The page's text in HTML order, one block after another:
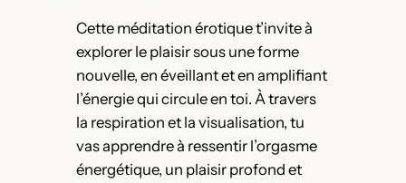
Cette méditation érotique t’invite à
explorer le plaisir sous une forme
nouvelle, en éveillant et en amplifiant
l’énergie qui circule en toi. À travers
la respiration et la visualisation, tu
vas apprendre à ressentir l’orgasme
énergétique, un plaisir profond et